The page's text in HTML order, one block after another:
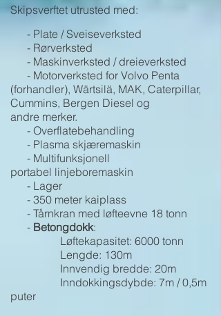
Skipsverftet utrusted med:
- Plate / Sveiseverksted
- Rørverksted
- Maskinverksted / dreieverksted
- Motorverksted for Volvo Penta
(forhandler), Wärtsilä, MAK, Caterpillar,
Cummins, Bergen Diesel og
andre merker.
- Overflatebehandling
- Plasma skjæremaskin
- Multifunksjonell
portabel linjeboremaskin
- Lager
- 350 meter kaiplass
- Tårnkran med løfteevne 18 tonn
- Betongdokk:
Løftekapasitet: 6000 tonn
Lengde: 130m
Innvendig bredde: 20m
Inndokkingsdybde: 7m / 0,5m
puter